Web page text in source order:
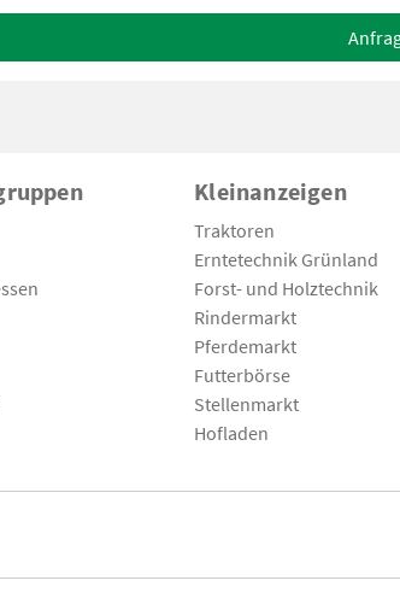
Kleinanzeigen
Traktoren
Erntetechnik Grünland
Forst- und Holztechnik
Rindermarkt
Pferdemarkt
Futterbörse
Stellenmarkt
Hofladen